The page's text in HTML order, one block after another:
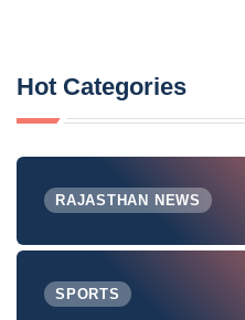
Hot Categories
RAJASTHAN NEWS
SPORTS